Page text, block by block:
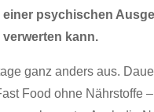
psychischen
kann.
ganz anders aus.
Food ohne Nährstoffe